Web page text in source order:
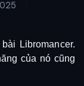
Libromancer.
của nó cũng